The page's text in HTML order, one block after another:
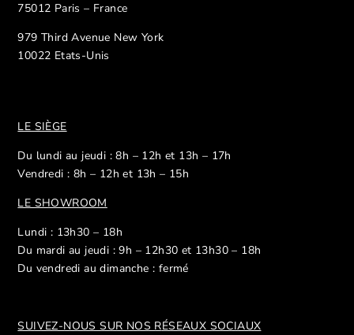
75012 Paris – France
979 Third Avenue New York
10022 Etats-Unis
LE SIÈGE
Du lundi au jeudi : 8h – 12h et 13h – 17h
Vendredi : 8h – 12h et 13h – 15h
LE SHOWROOM
Lundi : 13h30 – 18h
Du mardi au jeudi : 9h – 12h30 et 13h30 – 18h
Du vendredi au dimanche : fermé
SUIVEZ-NOUS SUR NOS RÉSEAUX SOCIAUX